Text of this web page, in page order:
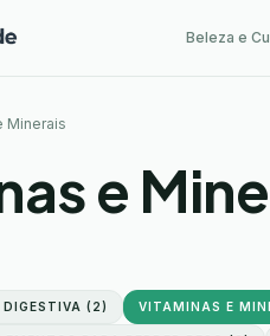
Beleza e
Minerais
e
( 2) VITAMINAS E